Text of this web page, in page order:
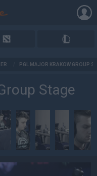
PGL MAJOR KRAKOW GROUP
Stage